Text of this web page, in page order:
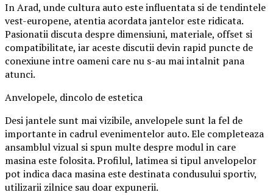
In Arad, unde cultura auto este influentata si de tendintele
vest-europene, atentia acordata jantelor este ridicata.
Pasionatii discuta despre dimensiuni, materiale, offset si
compatibilitate, iar aceste discutii devin rapid puncte de
conexiune intre oameni care nu s-au mai intalnit pana
atunci.
Anvelopele, dincolo de estetica
Desi jantele sunt mai vizibile, anvelopele sunt la fel de
importante in cadrul evenimentelor auto. Ele completeaza
ansamblul vizual si spun multe despre modul in care
masina este folosita. Profilul, latimea si tipul anvelopelor
pot indica daca masina este destinata condusului sportiv,
utilizarii zilnice sau doar expunerii.